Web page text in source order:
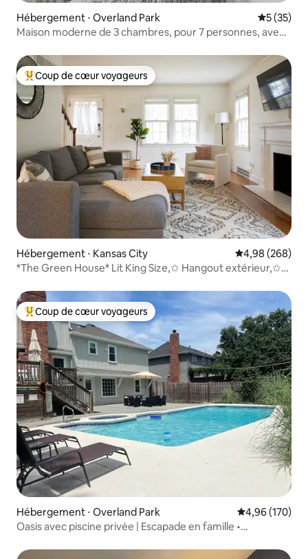
Hébergement ⋅ Overland Park
5 (35)
Maison moderne de 3 chambres, pour 7 personnes, avec
Coups de cœur voyageurs les plus appréciés
Coup de cœur voyageurs
Hébergement ⋅ Kansas City Évaluation
4,98 (268)
*The Green House* Lit King Size,✩ Hangout extérieur,✩
Coups de cœur voyageurs les plus appréciés
Coup de cœur voyageurs
Hébergement ⋅ Overland Park Évaluation
4,96 (170)
Oasis avec piscine privée | Escapade en famille •